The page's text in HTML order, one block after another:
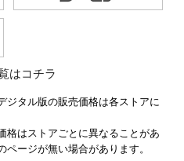
はコチラ
タル版の販売価格は各ストアに
はストアごとに異なることがあ
ージが無い場合があります。